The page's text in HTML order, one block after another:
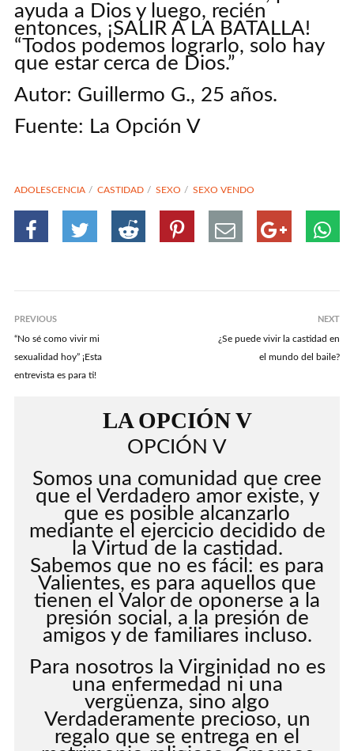
ayuda a Dios y luego, recién
entonces, ¡SALIR A LA BATALLA!
“Todos podemos lograrlo, solo hay
que estar cerca de Dios.”
Autor: Guillermo G., 25 años.
Fuente: La Opción V
ADOLESCENCIA CASTIDAD SEXO SEXO VENDO
PREVIOUS
“No sé como vivir mi
sexualidad hoy” ¡Esta
entrevista es para ti!
NEXT
¿Se puede vivir la castidad en
el mundo del baile?
LA OPCIÓN V
OPCIÓN V
Somos una comunidad que cree
que el Verdadero amor existe, y
que es posible alcanzarlo
mediante el ejercicio decidido de
la Virtud de la castidad.
Sabemos que no es fácil: es para
Valientes, es para aquellos que
tienen el Valor de oponerse a la
presión social, a la presión de
amigos y de familiares incluso.
Para nosotros la Virginidad no es
una enfermedad ni una
vergüenza, sino algo
Verdaderamente precioso, un
regalo que se entrega en el